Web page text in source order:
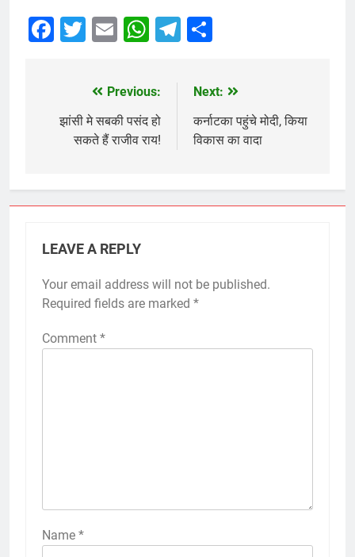
Facebook
Twitter
EmailWhatsApp
Telegram
navigation
Previous:
झांसी मे सबकी पसंद हो
सकते हैं राजीव राय!
Next:
कर्नाटका पहुंचे मोदी, किया
विकास का वादा
LEAVE A REPLY
Your email address will not be published.
Required fields are marked *
Comment *
Name *